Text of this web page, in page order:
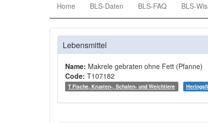
Home BLS-Daten BLS-FAQ BLS-
Lebensmittel
Name: Makrele gebraten ohne Fett (Pfanne)
Code: T107182
T Fische, Krusten-, Schalen- und Weichtiere